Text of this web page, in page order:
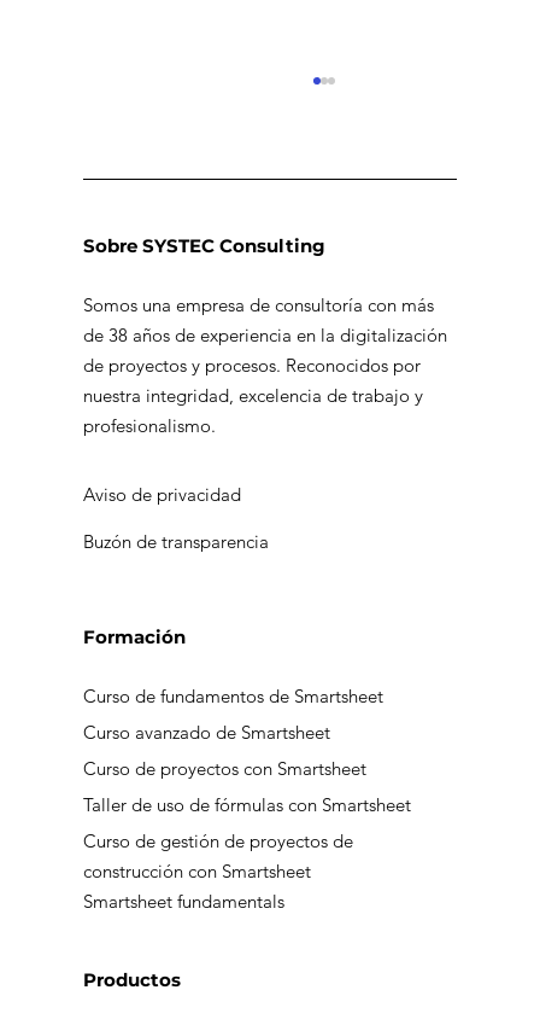
La importancia de las plataformas
visuales para comprender y
centralizar la información
Productos
Formación
Curso de fundamentos de Smartsheet
Curso avanzado de Smartsheet
Curso de proyectos con Smartsheet
Taller de uso de fórmulas con Smartsheet
Curso de gestión de proyectos de
construcción con Smartsheet
Smartsheet fundamentals
Sobre SYSTEC Consulting
Somos una empresa de consultoría con más
de 38 años de experiencia en la digitalización
de proyectos y procesos. Reconocidos por
nuestra integridad, excelencia de trabajo y
profesionalismo.
Aviso de privacidad
Buzón de transparencia